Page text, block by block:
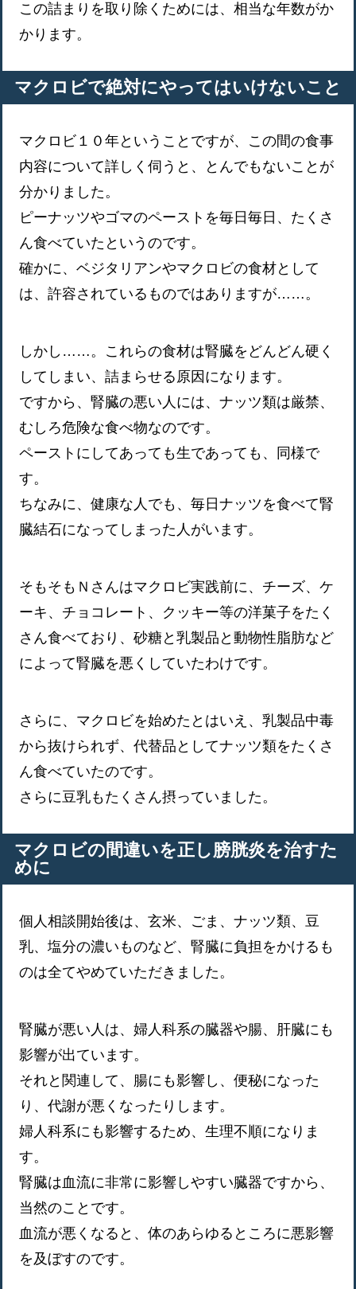
この詰まりを取り除くためには、相当な年数がか
かります。
マクロビで絶対にやってはいけないこと
マクロビ１０年ということですが、この間の食事
内容について詳しく伺うと、とんでもないことが
分かりました。
ピーナッツやゴマのペーストを毎日毎日、たくさ
ん食べていたというのです。
確かに、ベジタリアンやマクロビの食材として
は、許容されているものではありますが……。
しかし……。これらの食材は腎臓をどんどん硬く
してしまい、詰まらせる原因になります。
ですから、腎臓の悪い人には、ナッツ類は厳禁、
むしろ危険な食べ物なのです。
ペーストにしてあっても生であっても、同様で
す。
ちなみに、健康な人でも、毎日ナッツを食べて腎
臓結石になってしまった人がいます。
そもそもＮさんはマクロビ実践前に、チーズ、ケ
ーキ、チョコレート、クッキー等の洋菓子をたく
さん食べており、砂糖と乳製品と動物性脂肪など
によって腎臓を悪くしていたわけです。
さらに、マクロビを始めたとはいえ、乳製品中毒
から抜けられず、代替品としてナッツ類をたくさ
ん食べていたのです。
さらに豆乳もたくさん摂っていました。
マクロビの間違いを正し膀胱炎を治すた
めに
個人相談開始後は、玄米、ごま、ナッツ類、豆
乳、塩分の濃いものなど、腎臓に負担をかけるも
のは全てやめていただきました。
腎臓が悪い人は、婦人科系の臓器や腸、肝臓にも
影響が出ています。
それと関連して、腸にも影響し、便秘になった
り、代謝が悪くなったりします。
婦人科系にも影響するため、生理不順になりま
す。
腎臓は血流に非常に影響しやすい臓器ですから、
当然のことです。
血流が悪くなると、体のあらゆるところに悪影響
を及ぼすのです。